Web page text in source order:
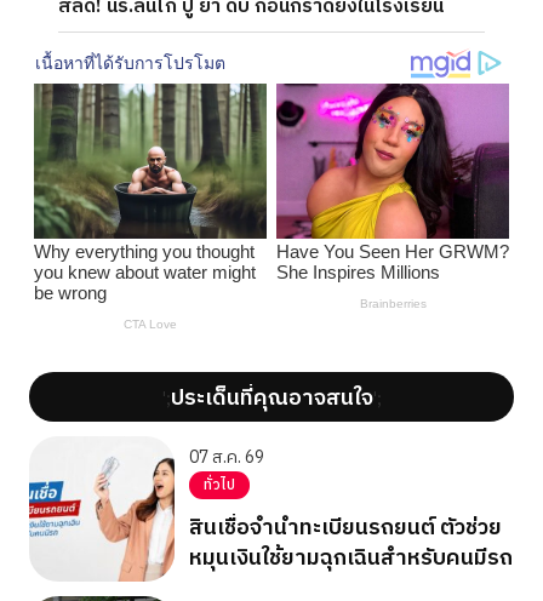
สลด! นร.ลั่นไก ปู่ ย่า ดับ ก่อนกราดยิงในโรงเรียน
';ประเด็นที่คุณอาจสนใจ';
07 ส.ค. 69
ทั่วไป
สินเชื่อจำนำทะเบียนรถยนต์ ตัวช่วย
หมุนเงินใช้ยามฉุกเฉินสำหรับคนมีรถ